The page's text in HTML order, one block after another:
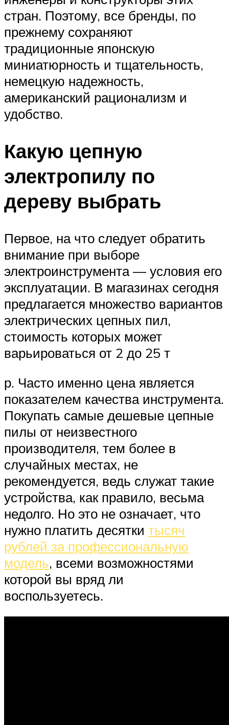
стран. Поэтому, все бренды, по
прежнему сохраняют
традиционные японскую
миниатюрность и тщательность,
немецкую надежность,
американский рационализм и
удобство.
Какую цепную
электропилу по
дереву выбрать
Первое, на что следует обратить
внимание при выборе
электроинструмента — условия его
эксплуатации. В магазинах сегодня
предлагается множество вариантов
электрических цепных пил,
стоимость которых может
варьироваться от 2 до 25 т
р. Часто именно цена является
показателем качества инструмента.
Покупать самые дешевые цепные
пилы от неизвестного
производителя, тем более в
случайных местах, не
рекомендуется, ведь служат такие
устройства, как правило, весьма
недолго. Но это не означает, что
нужно платить десятки тысяч
рублей за профессиональную
модель, всеми возможностями
которой вы вряд ли
воспользуетесь.